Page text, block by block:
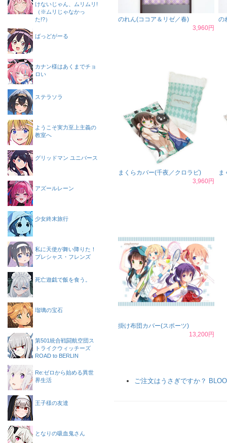
のれん(ココア＆リゼ／春)
3,960円
の
まくらカバー(千夜／クロラビ)
3,960円
ま
掛け布団カバー(スポーツ)
13,200円
ご注文はうさぎですか？
けないじゃん、ムリムリ!
（※ムリじゃなかっ
た!?）
ばっどがーる
カナン様はあくまでチョ
ロい
ステラソラ
ようこそ実力至上主義の
教室へ
グリッドマン ユニバース
アズールレーン
少女終末旅行
私に天使が舞い降りた！
プレシャス・フレンズ
死亡遊戯で飯を食う。
瑠璃の宝石
第501統合戦闘航空団ス
トライクウィッチーズ
ROAD to BERLIN
Re:ゼロから始める異世
界生活
王子様の友達
となりの吸血鬼さん